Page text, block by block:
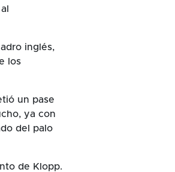
inglés,
los
un pase
ya con
del palo
de Klopp.